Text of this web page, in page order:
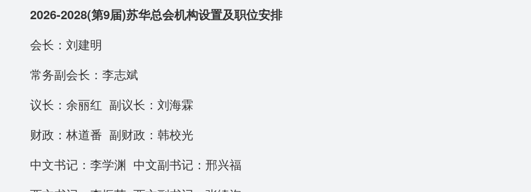
2026-2028(第9届)苏华总会机构设置及职位安排
会长：刘建明
常务副会长：李志斌
议长：余丽红 副议长：刘海霖
财政：林道番 副财政：韩校光
中文书记：李学渊 中文副书记：邢兴福